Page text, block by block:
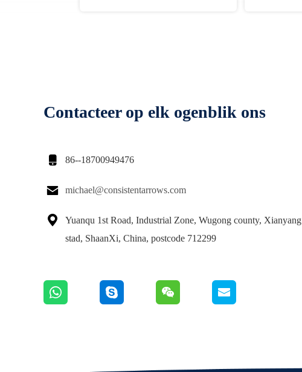
Contacteer op elk ogenblik ons
 86--18700949476
 michael@consistentarrows.com

Yuanqu 1st Road, Industrial Zone, Wugong county, Xianyang
stad, ShaanXi, China, postcode 712299